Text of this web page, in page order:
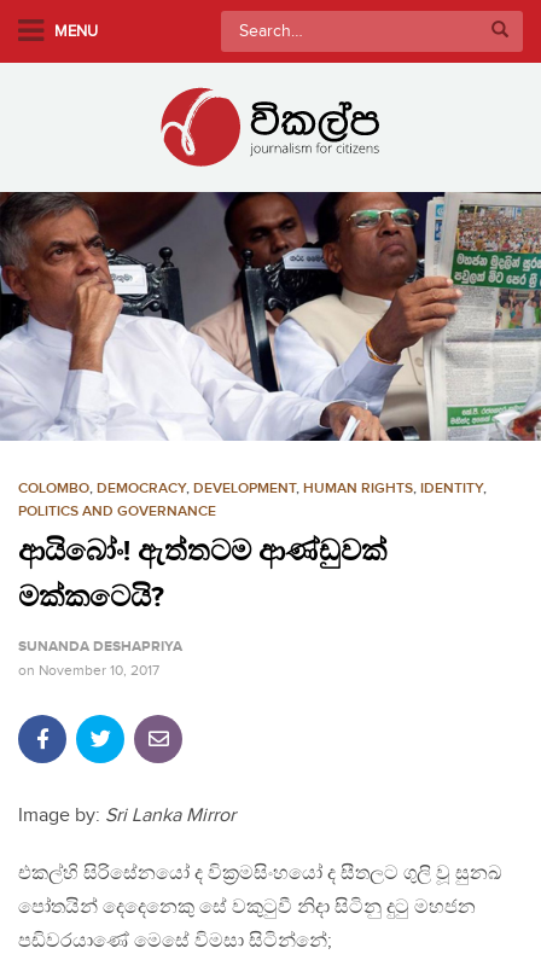
m
a
i
n
o
n
t
e
MENU
Search
for:
COLOMBO, DEMOCRACY, DEVELOPMENT, HUMAN RIGHTS, IDENTITY,
POLITICS AND GOVERNANCE
ආයිබෝං! ඇත්තටම ආණ්ඩුවක්
මක්කටෙයි?
SUNANDA DESHAPRIYA
on November 10, 2017
Image by: Sri Lanka Mirror
එකල්හි සිරිසේනයෝ ද වික්‍රමසිංහයෝ ද සීතලට ගුලි වූ සුනඛ
පෝතයින් දෙදෙනෙකු සේ වකුටුවී නිදා සිටිනු දුටු මහජන
පඩිවරයාණේ මෙසේ විමසා සිටින්නේ;